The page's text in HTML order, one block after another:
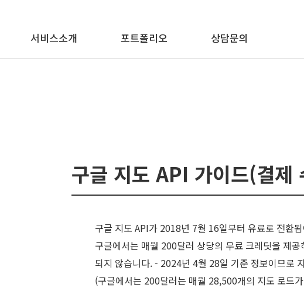
서비스소개 포트폴리오 상담문의
구글 지도 API 가이드(결제
구글 지도 API가 2018년 7월 16일부터 유료로 전환
구글에서는 매월 200달러 상당의 무료 크레딧을 제
되지 않습니다. - 2024년 4월 28일 기준 정보이므로
(구글에서는 200달러는 매월 28,500개의 지도 로드